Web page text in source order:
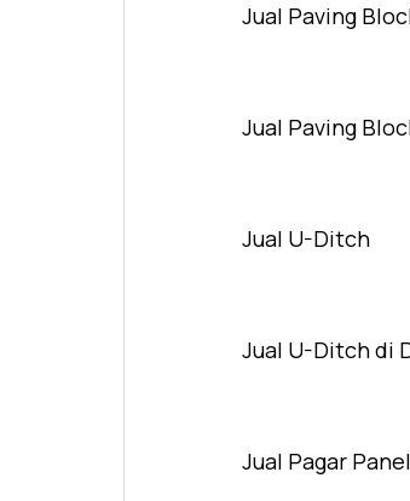
Jual Paving
Jual Paving
Jual U-Ditch
Jual U-Ditch di
Jual Pagar